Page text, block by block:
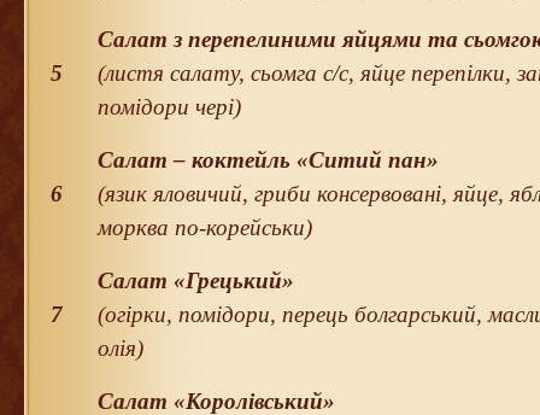
5
Салат з перепелиними яйцями та
(листя салату, сьомга с/с, яйце перепілки,
помідори чері)
6
Салат – коктейль «Ситий пан»
(язик яловичий, гриби консервовані, яйце,
морква по-корейськи)
7
Салат «Грецький»
(огірки, помідори, перець болгарський,
олія)
Салат «Королівський»